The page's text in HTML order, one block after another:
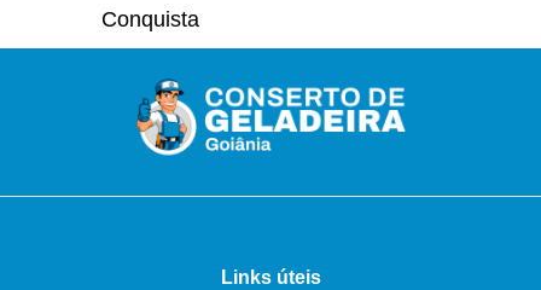
Conquista
Links úteis